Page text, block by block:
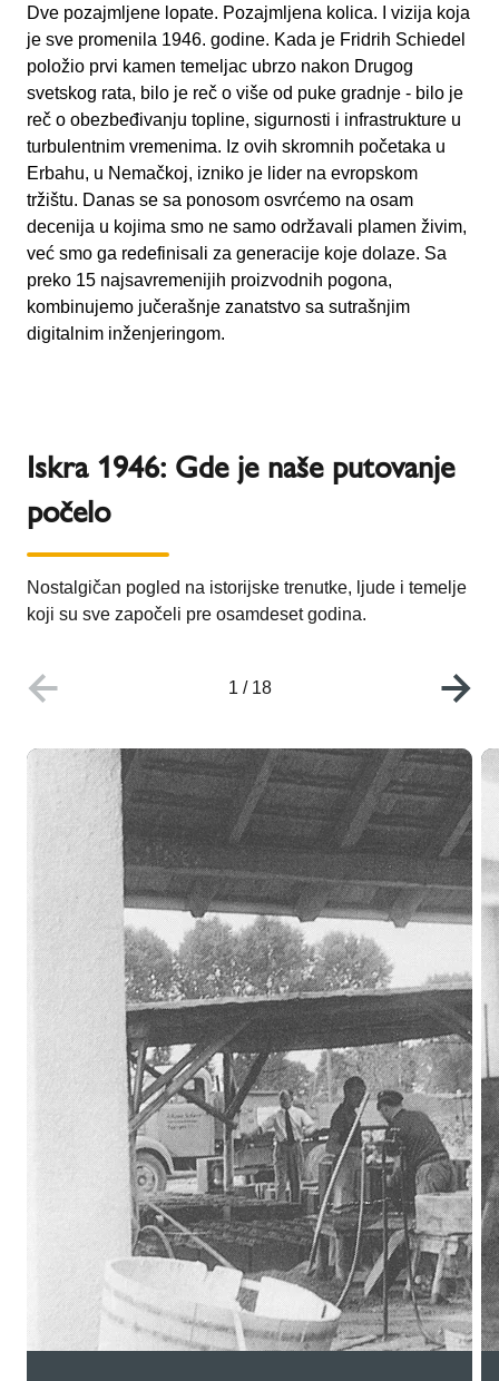
Dve pozajmljene lopate. Pozajmljena kolica. I vizija koja
je sve promenila 1946. godine. Kada je Fridrih Schiedel
položio prvi kamen temeljac ubrzo nakon Drugog
svetskog rata, bilo je reč o više od puke gradnje - bilo je
reč o obezbeđivanju topline, sigurnosti i infrastrukture u
turbulentnim vremenima. Iz ovih skromnih početaka u
Erbahu, u Nemačkoj, izniko je lider na evropskom
tržištu. Danas se sa ponosom osvrćemo na osam
decenija u kojima smo ne samo održavali plamen živim,
već smo ga redefinisali za generacije koje dolaze. Sa
preko 15 najsavremenijih proizvodnih pogona,
kombinujemo jučerašnje zanatstvo sa sutrašnjim
digitalnim inženjeringom.
Iskra 1946: Gde je naše putovanje
počelo
Nostalgičan pogled na istorijske trenutke, ljude i temelje
koji su sve započeli pre osamdeset godina.
1 / 18